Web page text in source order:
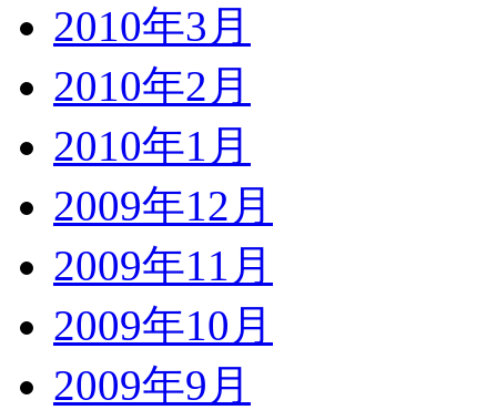
2010年3月
2010年2月
2010年1月
2009年12月
2009年11月
2009年10月
2009年9月